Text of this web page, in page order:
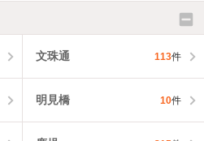
文珠通 113件
明見橋 10件